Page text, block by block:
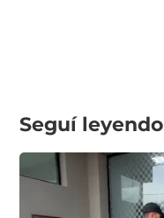
Seguí leyendo